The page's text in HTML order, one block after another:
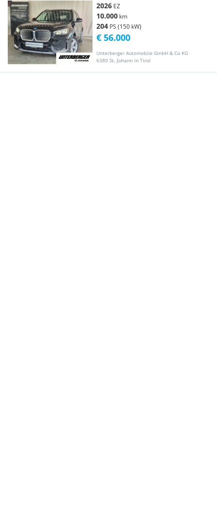
2026 EZ
10.000 km
204 PS (150 kW)
Unterberger Automobile GmbH & Co KG
6380 St. Johann in Tirol
€ 56.000